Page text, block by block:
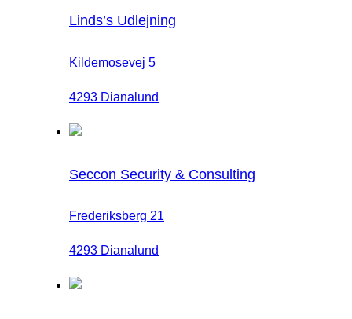
Linds’s Udlejning
Kildemosevej 5
4293 Dianalund
Seccon Security & Consulting
Frederiksberg 21
4293 Dianalund